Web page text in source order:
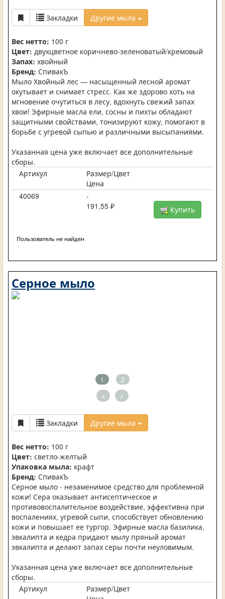
Закладки Другие мыла
Вес нетто: 100 г
Цвет: двухцветное коричнево-зеленоватый/кремовый
Запах: хвойный
Бренд: СпивакЪ
Мыло Хвойный лес — насыщенный лесной аромат
окутывает и снимает стресс. Как же здорово хоть на
мгновение очутиться в лесу, вдохнуть свежий запах
хвои! Эфирные масла ели, сосны и пихты обладают
защитными свойствами, тонизируют кожу, помогают в
борьбе с угревой сыпью и различными высыпаниями.
Указанная цена уже включает все дополнительные
сборы.
Артикул
Размер/Цвет
Цена
40069
-
191,55 ₽
Купить
Пользователь не найден
Серное мыло
1 2
< >
Закладки Другие мыла
Вес нетто: 100 г
Цвет: светло-желтый
Упаковка мыла: крафт
Бренд: СпивакЪ
Серное мыло - незаменимое средство для проблемной
кожи! Сера оказывает антисептическое и
противовоспалительное воздействие, эффективна при
воспалениях, угревой сыпи, способствует обновлению
кожи и повышает ее тургор. Эфирные масла базилика,
эвкалипта и кедра придают мылу пряный аромат
эвкалипта и делают запах серы почти неуловимым.
Указанная цена уже включает все дополнительные
сборы.
Артикул
Размер/Цвет